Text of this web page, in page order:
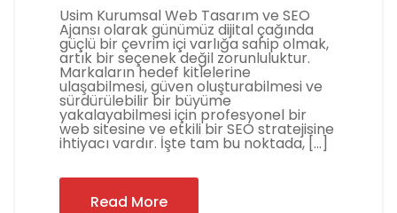
Usim Kurumsal Web Tasarım ve SEO
Ajansı olarak günümüz dijital çağında
güçlü bir çevrim içi varlığa sahip olmak,
artık bir seçenek değil zorunluluktur.
Markaların hedef kitlelerine
ulaşabilmesi, güven oluşturabilmesi ve
sürdürülebilir bir büyüme
yakalayabilmesi için profesyonel bir
web sitesine ve etkili bir SEO stratejisine
ihtiyacı vardır. İşte tam bu noktada, […]
Read More